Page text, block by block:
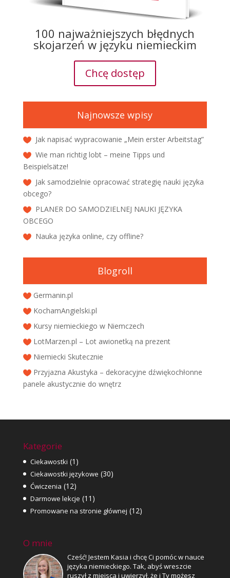
100 najważniejszych błędnych
skojarzeń w języku niemieckim
Chcę dostęp
Najnowsze wpisy
Jak napisać wypracowanie „Mein erster Arbeitstag”
Wie man richtig lobt – meine Tipps und
Beispielsätze!
Jak samodzielnie opracować strategię nauki języka
obcego?
PLANER DO SAMODZIELNEJ NAUKI JĘZYKA
OBCEGO
Nauka języka online, czy offline?
Blogroll
Germanin.pl
KochamAngielski.pl
Kursy niemieckiego w Niemczech
LotMarzen.pl – Lot awionetką na prezent
Niemiecki Skutecznie
Przyjazna Akustyka – dekoracyjne dźwiękochłonne
panele akustycznie do wnętrz
Kategorie
Ciekawostki (1)
Ciekawostki językowe (30)
Ćwiczenia (12)
Darmowe lekcje (11)
Promowane na stronie głównej (12)
O mnie
Cześć! Jestem Kasia i chcę Ci pomóc w nauce
języka niemieckiego. Tak, abyś wreszcie
ruszył z miejsca i uwierzył, że i Ty możesz